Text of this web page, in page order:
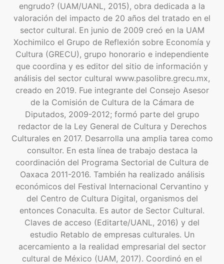
engrudo? (UAM/UANL, 2015), obra dedicada a la
valoración del impacto de 20 años del tratado en el
sector cultural. En junio de 2009 creó en la UAM
Xochimilco el Grupo de Reflexión sobre Economía y
Cultura (GRECU), grupo honorario e independiente
que coordina y es editor del sitio de información y
análisis del sector cultural www.pasolibre.grecu.mx,
creado en 2019. Fue integrante del Consejo Asesor
de la Comisión de Cultura de la Cámara de
Diputados, 2009-2012; formó parte del grupo
redactor de la Ley General de Cultura y Derechos
Culturales en 2017. Desarrolla una amplia tarea como
consultor. En esta línea de trabajo destaca la
coordinación del Programa Sectorial de Cultura de
Oaxaca 2011-2016. También ha realizado análisis
económicos del Festival Internacional Cervantino y
del Centro de Cultura Digital, organismos del
entonces Conaculta. Es autor de Sector Cultural.
Claves de acceso (Editarte/UANL, 2016) y del
estudio Retablo de empresas culturales. Un
acercamiento a la realidad empresarial del sector
cultural de México (UAM, 2017). Coordinó en el